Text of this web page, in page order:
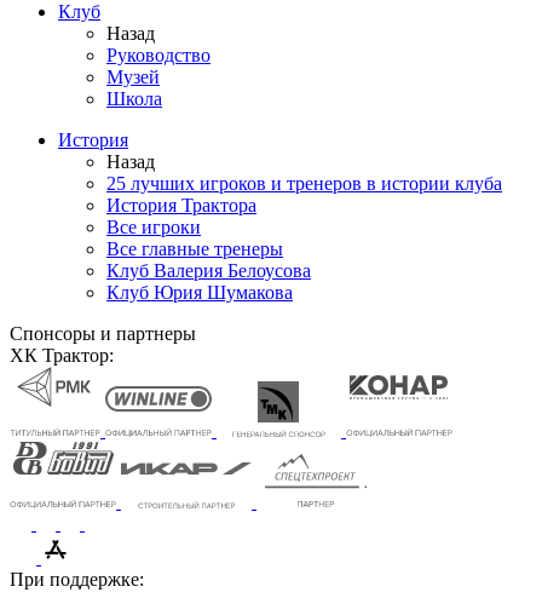
Клуб
Назад
Руководство
Музей
Школа
История
Назад
25 лучших игроков и тренеров в истории клуба
История Трактора
Все игроки
Все главные тренеры
Клуб Валерия Белоусова
Клуб Юрия Шумакова
Спонсоры и партнеры
ХК Трактор:
При поддержке: